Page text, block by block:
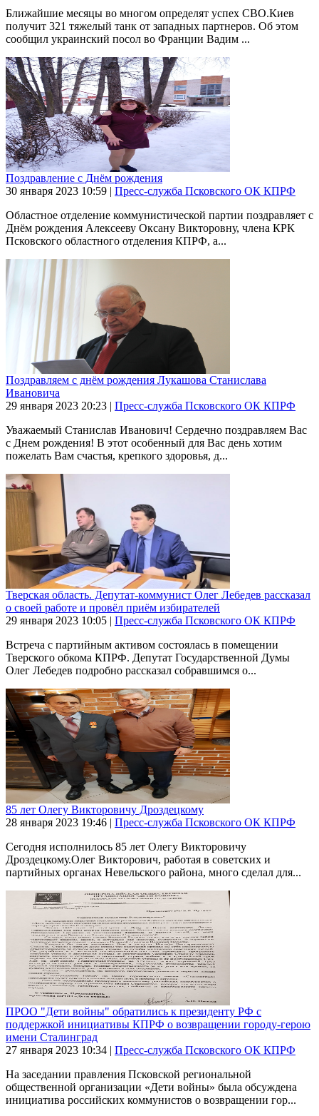
Ближайшие месяцы во многом определят успех СВО.Киев
получит 321 тяжелый танк от западных партнеров. Об этом
сообщил украинский посол во Франции Вадим ...
Поздравление с Днём рождения
30 января 2023 10:59 | Пресс-служба Псковского ОК КПРФ
Областное отделение коммунистической партии поздравляет с
Днём рождения Алексееву Оксану Викторовну, члена КРК
Псковского областного отделения КПРФ, а...
Поздравляем с днём рождения Лукашова Станислава
Ивановича
29 января 2023 20:23 | Пресс-служба Псковского ОК КПРФ
Уважаемый Станислав Иванович! Сердечно поздравляем Вас
с Днем рождения! В этот особенный для Вас день хотим
пожелать Вам счастья, крепкого здоровья, д...
Тверская область. Депутат-коммунист Олег Лебедев рассказал
о своей работе и провёл приём избирателей
29 января 2023 10:05 | Пресс-служба Псковского ОК КПРФ
Встреча с партийным активом состоялась в помещении
Тверского обкома КПРФ. Депутат Государственной Думы
Олег Лебедев подробно рассказал собравшимся о...
85 лет Олегу Викторовичу Дроздецкому
28 января 2023 19:46 | Пресс-служба Псковского ОК КПРФ
Сегодня исполнилось 85 лет Олегу Викторовичу
Дроздецкому.Олег Викторович, работая в советских и
партийных органах Невельского района, много сделал для...
ПРОО "Дети войны" обратились к президенту РФ с
поддержкой инициативы КПРФ о возвращении городу-герою
имени Сталинград
27 января 2023 10:34 | Пресс-служба Псковского ОК КПРФ
На заседании правления Псковской региональной
общественной организации «Дети войны» была обсуждена
инициатива российских коммунистов о возвращении гор...